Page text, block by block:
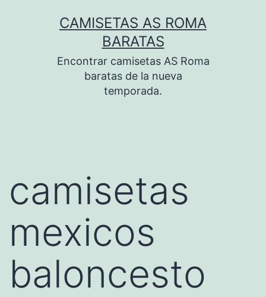
CAMISETAS AS ROMA
BARATAS
Encontrar camisetas AS Roma
baratas de la nueva
temporada.
camisetas
mexicos
baloncesto